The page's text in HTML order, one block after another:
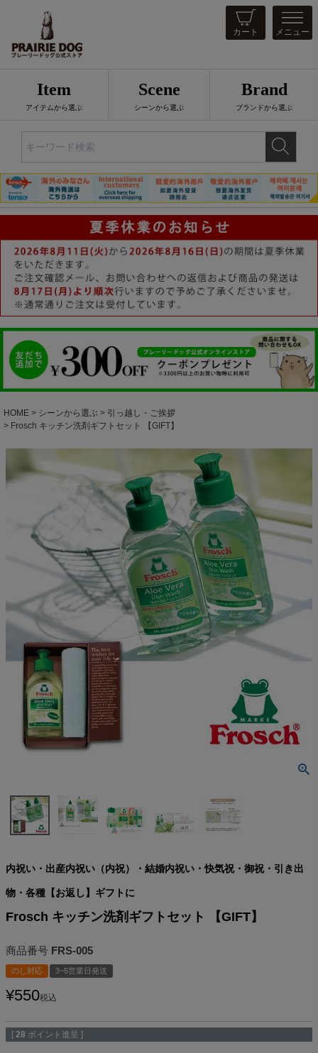
カート メニュー
Item
アイテムから選ぶ
Scene
シーンから選ぶ
Brand
ブランドから選ぶ
HOME シーンから選ぶ
引っ越し・ご挨拶
Frosch キッチン洗剤ギフトセット 【GIFT】
内祝い・出産内祝い（内祝）・結婚内祝い・快気祝・御祝・引き出
物・各種【お返し】ギフトに
Frosch キッチン洗剤ギフトセット 【GIFT】
商品番号 FRS-005
のし対応 3~5営業日発送
¥550税込
[ 28 ポイント進呈 ]